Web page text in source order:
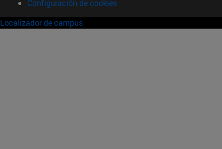
Configuración de cookies
Localizador de campus